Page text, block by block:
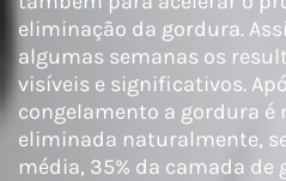
eliminação da gordura.
algumas semanas os
visíveis e significativos.
congelamento a gordura é
eliminada naturalmente,
média, 35% da camada de